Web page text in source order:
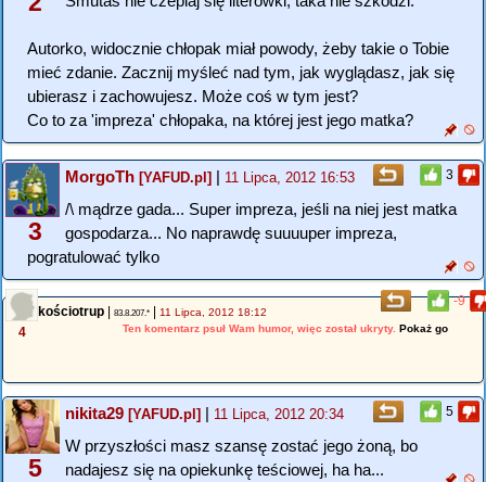
Autorko, widocznie chłopak miał powody, żeby takie o Tobie
mieć zdanie. Zacznij myśleć nad tym, jak wyglądasz, jak się
ubierasz i zachowujesz. Może coś w tym jest?
Co to za 'impreza' chłopaka, na której jest jego matka?
3
3
MorgoTh [YAFUD.pl] | 11 Lipca, 2012 16:53
/\ mądrze gada... Super impreza, jeśli na niej jest matka
gospodarza... No naprawdę suuuuper impreza,
pogratulować tylko
-9
4
kościotrup 83.8.207.*
11 Lipca, 2012 18:12
Ten komentarz psuł Wam humor, więc został ukryty. Pokaż go
5
5
nikita29 [YAFUD.pl] | 11 Lipca, 2012 20:34
W przyszłości masz szansę zostać jego żoną, bo
nadajesz się na opiekunkę teściowej, ha ha...